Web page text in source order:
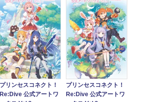
プリンセスコネクト！
Re:Dive 公式アートワ
プリンセスコネクト！
Re:Dive 公式アートワ